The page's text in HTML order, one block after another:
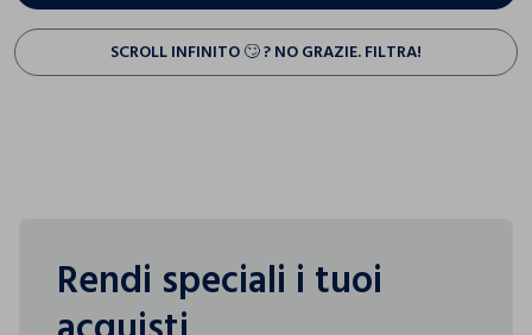
SCROLL INFINITO 🙄 ? NO GRAZIE. FILTRA!
Rendi speciali i tuoi